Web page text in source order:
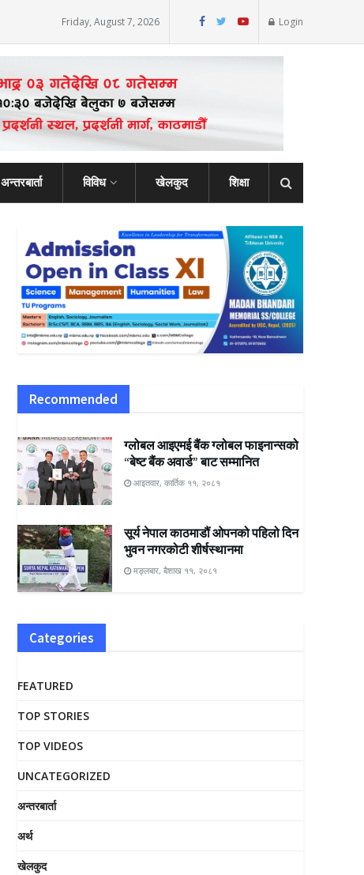
Friday, August 7, 2026 Login
अन्तरबार्ता विविध खेलकुद शिक्षा
Recommended
ग्लोबल आइएमई बैंक ग्लोबल फाइनान्सको
“बेष्ट बैंक अवार्ड” बाट सम्मानित
आइतवार, कार्तिक ११, २०८१
सूर्य नेपाल काठमाडौं ओपनको पहिलो दिन
भुवन नगरकोटी शीर्षस्थानमा
मङ्लबार, बैशाख ११, २०८१
Categories
FEATURED
TOP STORIES
TOP VIDEOS
UNCATEGORIZED
अन्तरबार्ता
अर्थ
खेलकुद